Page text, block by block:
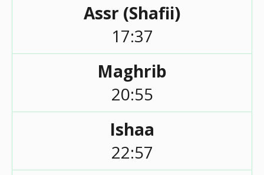
Assr (Shafii)
17:37
Maghrib
20:55
Ishaa
22:57